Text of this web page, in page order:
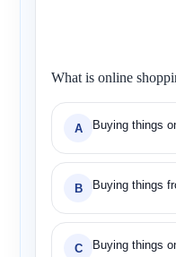
What is online
A Buying things
B Buying things
C Buying things